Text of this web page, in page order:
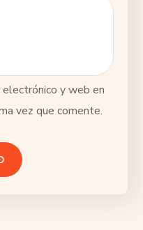
electrónico y web en
vez que comente.